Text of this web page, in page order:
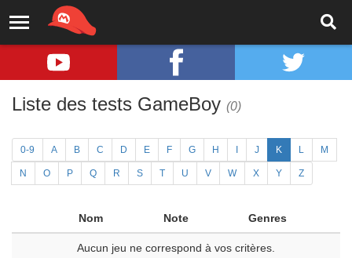
Liste des tests GameBoy (0)
0-9 A B C D E F G H J K L M
N O P Q R S T U V W X Y Z
Nom Note Genres
Aucun jeu ne correspond à vos critères.